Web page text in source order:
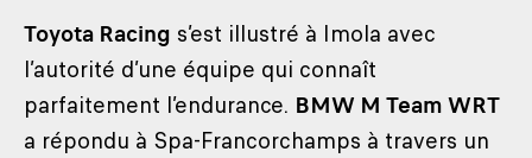
Toyota Racing s’est illustré à Imola avec
l’autorité d’une équipe qui connaît
parfaitement l’endurance. BMW M Team WRT
a répondu à Spa-Francorchamps à travers un